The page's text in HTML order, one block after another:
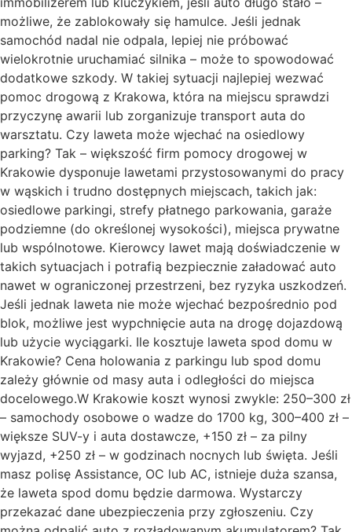
możliwe, że zablokowały się hamulce. Jeśli jednak
samochód nadal nie odpala, lepiej nie próbować
wielokrotnie uruchamiać silnika – może to spowodować
dodatkowe szkody. W takiej sytuacji najlepiej wezwać
pomoc drogową z Krakowa, która na miejscu sprawdzi
przyczynę awarii lub zorganizuje transport auta do
warsztatu. Czy laweta może wjechać na osiedlowy
parking? Tak – większość firm pomocy drogowej w
Krakowie dysponuje lawetami przystosowanymi do pracy
w wąskich i trudno dostępnych miejscach, takich jak:
osiedlowe parkingi, strefy płatnego parkowania, garaże
podziemne (do określonej wysokości), miejsca prywatne
lub wspólnotowe. Kierowcy lawet mają doświadczenie w
takich sytuacjach i potrafią bezpiecznie załadować auto
nawet w ograniczonej przestrzeni, bez ryzyka uszkodzeń.
Jeśli jednak laweta nie może wjechać bezpośrednio pod
blok, możliwe jest wypchnięcie auta na drogę dojazdową
lub użycie wyciągarki. Ile kosztuje laweta spod domu w
Krakowie? Cena holowania z parkingu lub spod domu
zależy głównie od masy auta i odległości do miejsca
docelowego.W Krakowie koszt wynosi zwykle: 250–300 zł
– samochody osobowe o wadze do 1700 kg, 300–400 zł –
większe SUV-y i auta dostawcze, +150 zł – za pilny
wyjazd, +250 zł – w godzinach nocnych lub święta. Jeśli
masz polisę Assistance, OC lub AC, istnieje duża szansa,
że laweta spod domu będzie darmowa. Wystarczy
przekazać dane ubezpieczenia przy zgłoszeniu. Czy